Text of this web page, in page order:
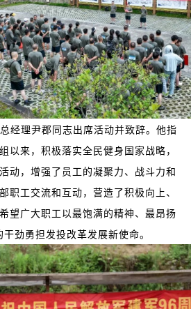
经理尹郡同志出席活动并致辞。他指
以来，积极落实全民健身国家战略，
动，增强了员工的凝聚力、战斗力和
职工交流和互动，营造了积极向上、
望广大职工以最饱满的精神、最昂扬
劲勇担发投改革发展新使命。